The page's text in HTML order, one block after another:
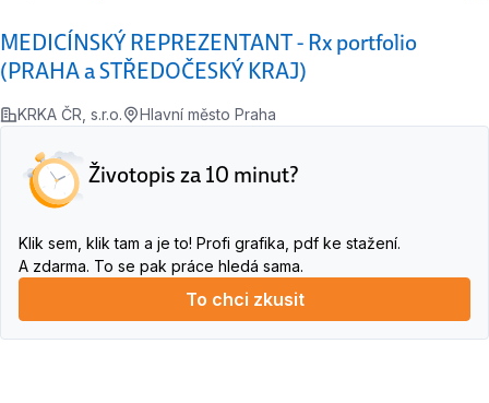
MEDICÍNSKÝ REPREZENTANT - Rx portfolio
(PRAHA a STŘEDOČESKÝ KRAJ)
KRKA ČR, s.r.o. Hlavní město Praha
Životopis za 10 minut?
Klik sem, klik tam a je to! Profi grafika, pdf ke stažení.
A zdarma. To se pak práce hledá sama.
To chci zkusit